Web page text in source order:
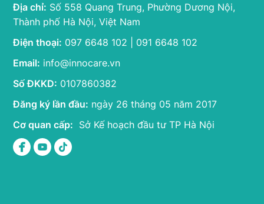
Địa chỉ: Số 558 Quang Trung, Phường Dương Nội,
Thành phố Hà Nội, Việt Nam
Điện thoại: 097 6648 102 | 091 6648 102
Email: info@innocare.vn
Số ĐKKD: 0107860382
Đăng ký lần đầu: ngày 26 tháng 05 năm 2017
Cơ quan cấp: Sở Kế hoạch đầu tư TP Hà Nội